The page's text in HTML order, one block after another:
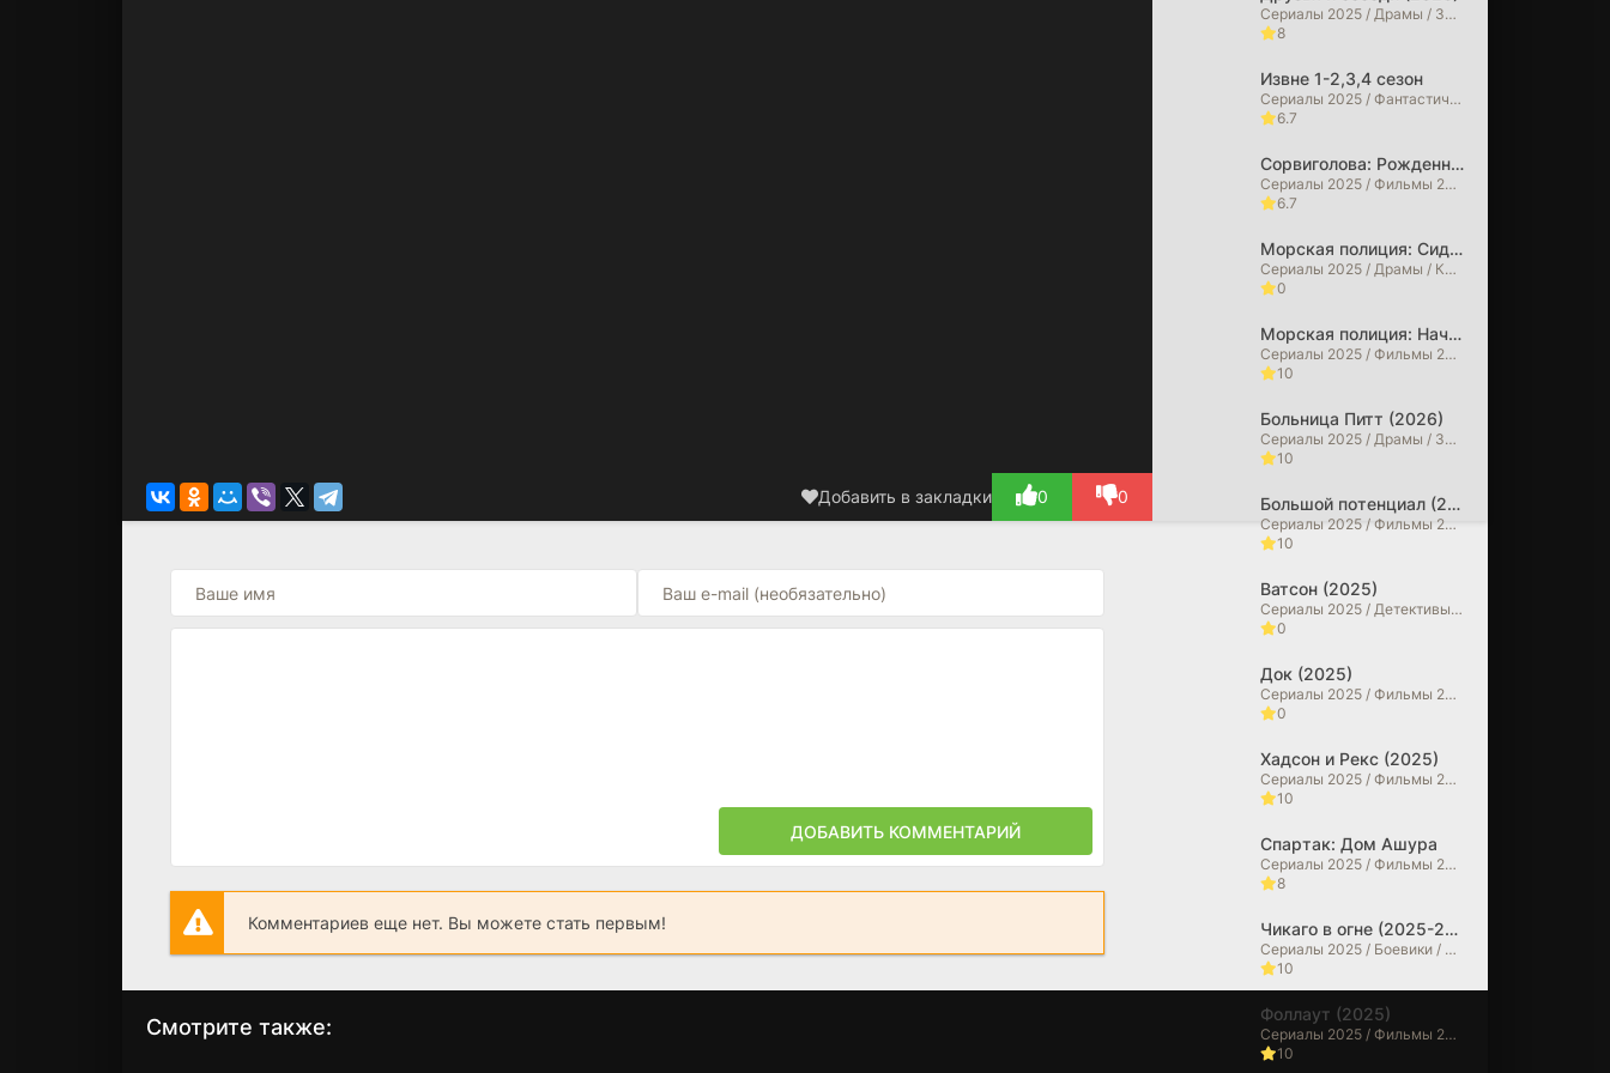
Добавить в закладки 0 0
Сериалы 2025 / Драмы / Зарубежные сериалы / Сериалы 2026 года
8
Извне 1-2,3,4 сезон
Сериалы 2025 / Фантастические / Детективы / Драмы / Триллеры / Ужасы / Фильмы 2025 / Фильмы 2026 / Зарубежные сериалы / Сериалы 2026 года
6.7
Сорвиголова: Рожденный заново (2026)
Сериалы 2025 / Фильмы 2025 / Фильмы в 4K / Криминальные фильмы / Боевики / Драмы / Фильмы-приключения / Триллеры / Фэнтези / Фантастические / Сериалы 2026 года / Фильмы 2026
6.7
Морская полиция: Сидней (2026)
Сериалы 2025 / Драмы / Криминальные фильмы / Сериалы 2026 года
0
Морская полиция: Начало (2026)
Сериалы 2025 / Фильмы 2025 / Драмы / Криминальные фильмы / Сериалы 2026 года
10
Больница Питт (2026)
Сериалы 2025 / Драмы / Зарубежные сериалы
10
Большой потенциал (2025)
Сериалы 2025 / Фильмы 2025 / Детективы / Драмы / Криминальные фильмы / Зарубежные сериалы
10
Ватсон (2025)
Сериалы 2025 / Детективы / Драмы
0
Док (2025)
Сериалы 2025 / Фильмы 2025 / Исторические фильмы / Драмы / Биографические фильмы
0
Хадсон и Рекс (2025)
Сериалы 2025 / Фильмы 2025 / Криминальные фильмы / Драмы / Детективы
10
Спартак: Дом Ашура
Сериалы 2025 / Фильмы 2025 / Драмы / Исторические фильмы / Зарубежные сериалы
8
Чикаго в огне (2025-2026)
Сериалы 2025 / Боевики / Драмы / Сериалы 2026 года / Зарубежные сериалы
10
Фоллаут (2025)
Сериалы 2025 / Фильмы 2025 / Фантастические / Боевики / Фильмы-приключения / Драмы / Зарубежные сериалы
10
ДОБАВИТЬ КОММЕНТАРИЙ
Комментариев еще нет. Вы можете стать первым!
Смотрите также: